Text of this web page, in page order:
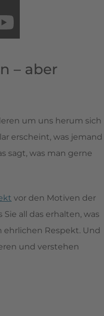
– aber
um uns herum sich
erscheint, was jemand
sagt, was man gerne
vor den Motiven der
all das erhalten, was
ehrlichen Respekt. Und
und verstehen